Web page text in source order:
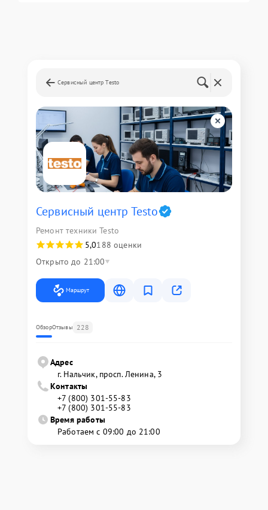
Сервисный центр Testo
Сервисный центр Testo
Ремонт техники Testo
5,0188 оценки
Открыто до 21:00
Маршрут
ОбзорОтзывы 228
Адрес
г. Нальчик, просп. Ленина, 3
Контакты
+7 (800) 301-55-83
+7 (800) 301-55-83
Время работы
Работаем с 09:00 до 21:00